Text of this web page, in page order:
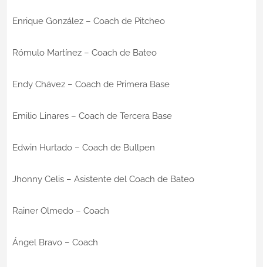
Enrique González – Coach de Pitcheo
Rómulo Martínez – Coach de Bateo
Endy Chávez – Coach de Primera Base
Emilio Linares – Coach de Tercera Base
Edwin Hurtado – Coach de Bullpen
Jhonny Celis – Asistente del Coach de Bateo
Rainer Olmedo – Coach
Ángel Bravo – Coach